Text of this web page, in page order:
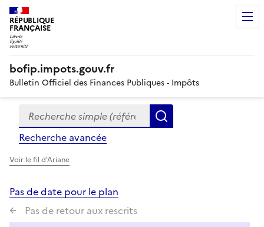
RÉPUBLIQUE
FRANÇAISE
bofip.impots.gouv.fr
Bulletin Officiel des Finances Publiques - Impôts
Formulaire
de
recherche
Recherche simple (références, mots clés, partie du
Recherche avancée
Voir le fil d'Ariane
Pas de date pour le plan
Pas de retour aux rescrits